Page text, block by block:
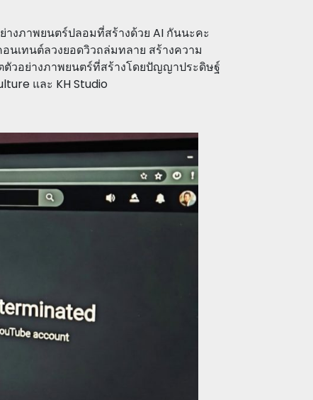
างภาพยนตร์ปลอมที่สร้างด้วย AI กันนะคะ
นเทนต์ลวงยอดวิวถล่มทลาย สร้างความ
ตัวอย่างภาพยนตร์ที่สร้างโดยปัญญาประดิษฐ์
และ KH Studio